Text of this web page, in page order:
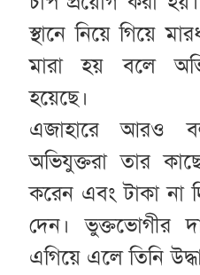
স্থানে নিয়ে গিয়ে
মারা হয় বলে
হয়েছে।
এজাহারে আরও
অভিযুক্তরা তার
করেন এবং টাকা না
দেন। ভুক্তভোগীর
এগিয়ে এলে তিনি